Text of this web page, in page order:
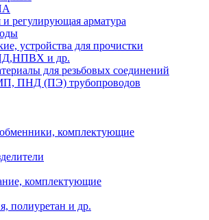
регулирующая арматура
устройства для прочистки
и др.
для резьбовых соединений
ПНД (ПЭ) трубопроводов
комплектующие
комплектующие
полиуретан и др.